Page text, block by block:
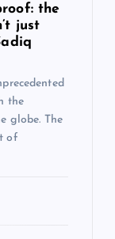
the
just
the
globe. The
of